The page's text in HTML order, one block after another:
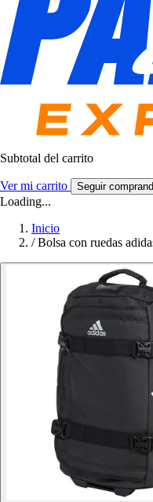
Subtotal del carrito
Ver mi carrito Seguir
Loading...
Inicio
/ Bolsa con ruedas